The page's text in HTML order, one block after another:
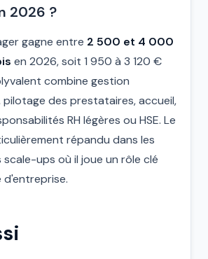
2026 ?
gagne entre 2 500 et 4 000
en 2026, soit 1 950 à 3 120 €
combine gestion
des prestataires, accueil,
RH légères ou HSE. Le
répandu dans les
ups où il joue un rôle clé
d'entreprise.